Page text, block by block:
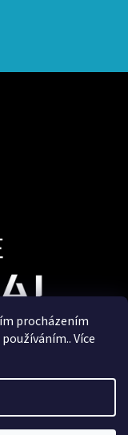
procházením
Více
práva